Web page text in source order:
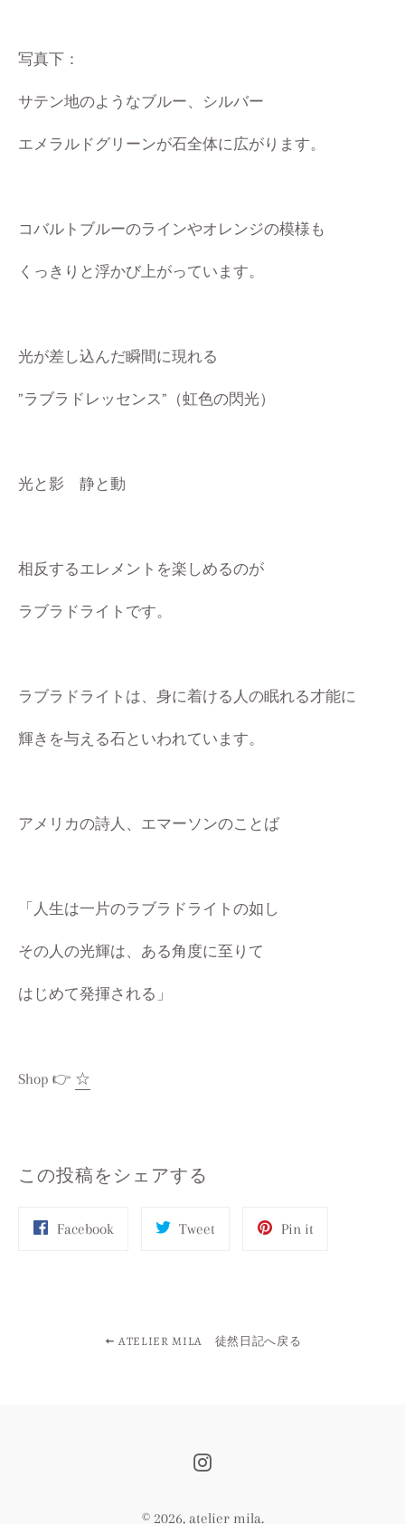
写真下：
サテン地のようなブルー、シルバー
エメラルドグリーンが石全体に広がります。
コバルトブルーのラインやオレンジの模様も
くっきりと浮かび上がっています。
光が差し込んだ瞬間に現れる
”ラブラドレッセンス”（虹色の閃光）
光と影 静と動
相反するエレメントを楽しめるのが
ラブラドライトです。
ラブラドライトは、身に着ける人の眠れる才能に
輝きを与える石といわれています。
アメリカの詩人、エマーソンのことば
「人生は一片のラブラドライトの如し
その人の光輝は、ある角度に至りて
はじめて発揮される」
Shop 👉 ☆
この投稿をシェアする
Facebook Tweet Pin it
ATELIER MILA 徒然日記へ戻る
Instagram
© 2026, atelier mila.